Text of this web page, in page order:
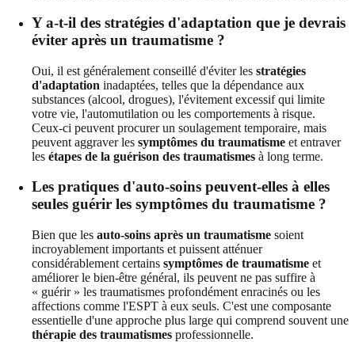
Y a-t-il des stratégies d'adaptation que je devrais
éviter après un traumatisme ?
Oui, il est généralement conseillé d'éviter les stratégies
d'adaptation inadaptées, telles que la dépendance aux
substances (alcool, drogues), l'évitement excessif qui limite
votre vie, l'automutilation ou les comportements à risque.
Ceux-ci peuvent procurer un soulagement temporaire, mais
peuvent aggraver les symptômes du traumatisme et entraver
les étapes de la guérison des traumatismes à long terme.
Les pratiques d'auto-soins peuvent-elles à elles
seules guérir les symptômes du traumatisme ?
Bien que les auto-soins après un traumatisme soient
incroyablement importants et puissent atténuer
considérablement certains symptômes de traumatisme et
améliorer le bien-être général, ils peuvent ne pas suffire à
« guérir » les traumatismes profondément enracinés ou les
affections comme l'ESPT à eux seuls. C'est une composante
essentielle d'une approche plus large qui comprend souvent une
thérapie des traumatismes professionnelle.